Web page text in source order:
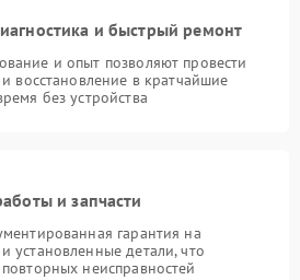
и быстрый ремонт
и опыт позволяют провести
и восстановление в кратчайшие
без устройства
и запчасти
гарантия на
установленные детали, что
неисправностей